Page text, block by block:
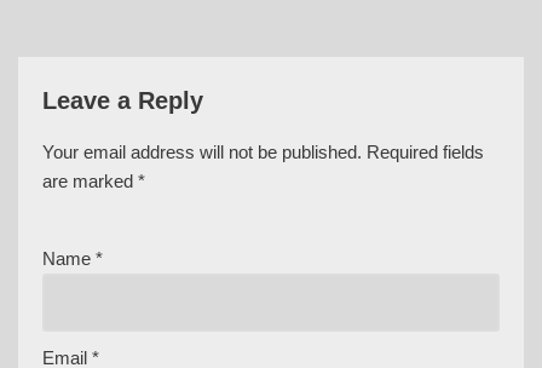
Leave a Reply
Your email address will not be published. Required fields
are marked *
Name *
Email *